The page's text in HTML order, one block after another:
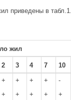
приведены в табл.1.
жил
2 3 4 7 10
+
+
+
+
+
+
+
+
-
+